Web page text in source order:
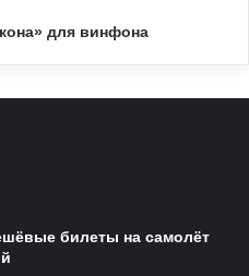
для винфона
билеты на самолёт